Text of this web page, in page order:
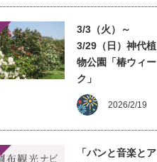
3/3（火）～
3/29（日）神代植
物公園「椿ウィー
ク」
2026/2/19
「パンと音楽とア